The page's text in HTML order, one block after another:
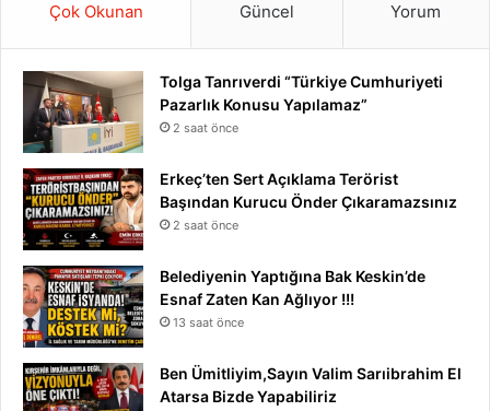
Çok Okunan Güncel Yorum
Tolga Tanrıverdi “Türkiye Cumhuriyeti
Pazarlık Konusu Yapılamaz”
2 saat önce
Erkeç’ten Sert Açıklama Terörist
Başından Kurucu Önder Çıkaramazsınız
2 saat önce
Belediyenin Yaptığına Bak Keskin’de
Esnaf Zaten Kan Ağlıyor !!!
13 saat önce
Ben Ümitliyim,Sayın Valim Sarıibrahim El
Atarsa Bizde Yapabiliriz